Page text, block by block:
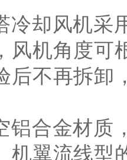
却风机采用
风机角度可
后不再拆卸
合金材质，
机翼流线型